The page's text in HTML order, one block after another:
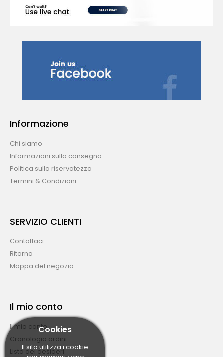
Informazione
Chi siamo
Informazioni sulla consegna
Politica sulla riservatezza
Termini & Condizioni
SERVIZIO CLIENTI
Contattaci
Ritorna
Mappa del negozio
Il mio conto
Il mio conto
Cronologia ordini
Lista dei desideri
Cookies
Il sito utilizza i cookie